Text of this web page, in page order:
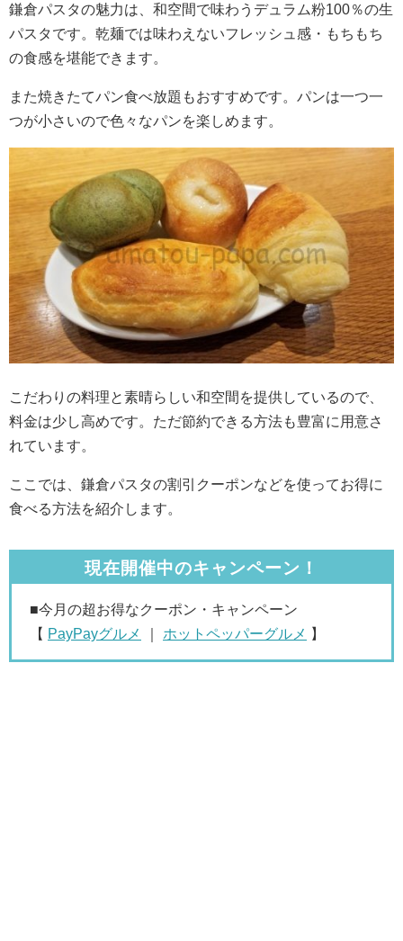
鎌倉パスタの魅力は、和空間で味わうデュラム粉100％の生
パスタです。乾麺では味わえないフレッシュ感・もちもち
の食感を堪能できます。
また焼きたてパン食べ放題もおすすめです。パンは一つ一
つが小さいので色々なパンを楽しめます。
こだわりの料理と素晴らしい和空間を提供しているので、
料金は少し高めです。ただ節約できる方法も豊富に用意さ
れています。
ここでは、鎌倉パスタの割引クーポンなどを使ってお得に
食べる方法を紹介します。
現在開催中のキャンペーン！
■今月の超お得なクーポン・キャンペーン
【 PayPayグルメ ホットペッパーグルメ 】